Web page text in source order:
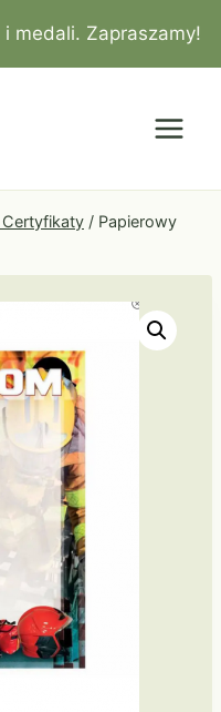
medali. Zapraszamy!
/ Papierowy